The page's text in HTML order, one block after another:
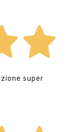
super